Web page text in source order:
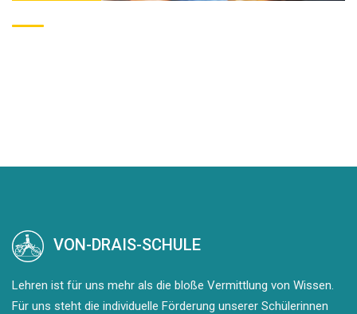
VON-DRAIS-SCHULE
Lehren ist für uns mehr als die bloße Vermittlung von Wissen.
Für uns steht die individuelle Förderung unserer Schülerinnen